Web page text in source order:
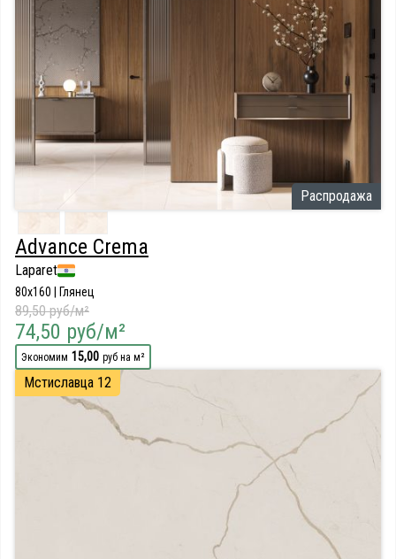
Распродажа
Advance Crema
Laparet
80x160 | Глянец
89,50 руб/м²
74,50 руб/м²
Экономим 15,00 руб на м²
Мстиславца 12